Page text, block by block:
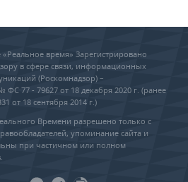
время» Зарегистрировано
в сфере связи, информационных
(Роскомнадзор) –
77 - 79627 от 18 декабря 2020 г. (ранее
от 18 сентября 2014 г.)
Времени разрешено только с
упоминание сайта и
при частичном или полном